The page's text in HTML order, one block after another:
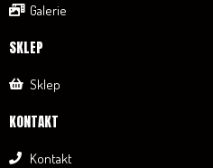
Galerie
SKLEP
Sklep
KONTAKT
Kontakt